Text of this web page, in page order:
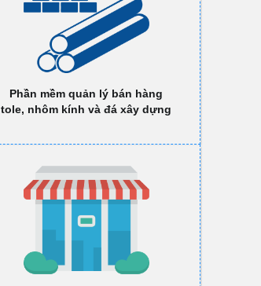
Phần mềm quản lý bán hàng
tole, nhôm kính và đá xây dựng